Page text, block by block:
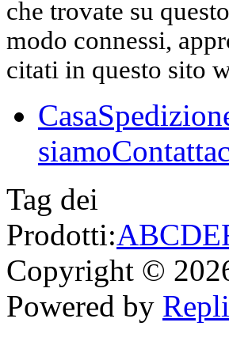
che trovate su
modo connessi,
citati in questo sito
Casa
siamo
Tag dei
Prodotti:ABCDE
Copyright ©
Powered by